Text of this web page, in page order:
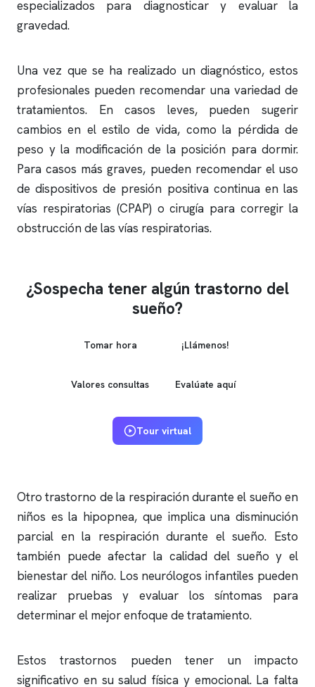
especializados para diagnosticar y evaluar la
gravedad.
Una vez que se ha realizado un diagnóstico, estos
profesionales pueden recomendar una variedad de
tratamientos. En casos leves, pueden sugerir
cambios en el estilo de vida, como la pérdida de
peso y la modificación de la posición para dormir.
Para casos más graves, pueden recomendar el uso
de dispositivos de presión positiva continua en las
vías respiratorias (CPAP) o cirugía para corregir la
obstrucción de las vías respiratorias.
¿Sospecha tener algún trastorno del
sueño?
Tomar hora ¡Llámenos!
Valores consultas Evalúate aquí
Tour virtual
Otro trastorno de la respiración durante el sueño en
niños es la hipopnea, que implica una disminución
parcial en la respiración durante el sueño. Esto
también puede afectar la calidad del sueño y el
bienestar del niño. Los neurólogos infantiles pueden
realizar pruebas y evaluar los síntomas para
determinar el mejor enfoque de tratamiento.
Estos trastornos pueden tener un impacto
significativo en su salud física y emocional. La falta